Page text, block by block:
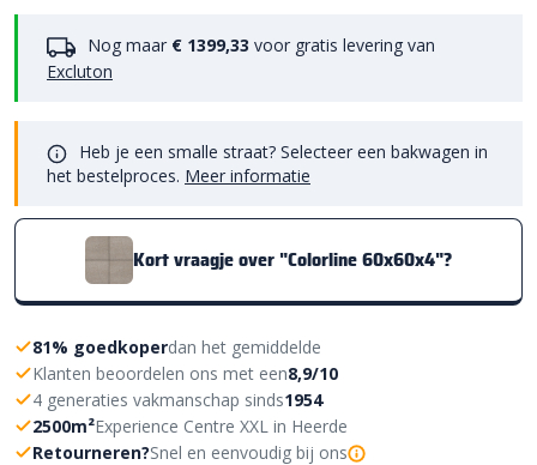
Nog maar € 1399,33 voor gratis levering van
Excluton
Heb je een smalle straat? Selecteer een bakwagen in
het bestelproces. Meer informatie
Kort vraagje over "Colorline 60x60x4"?
81% goedkoperdan het gemiddelde
Klanten beoordelen ons met een8,9/10
4 generaties vakmanschap sinds1954
2500m²Experience Centre XXL in Heerde
Retourneren?Snel en eenvoudig bij ons